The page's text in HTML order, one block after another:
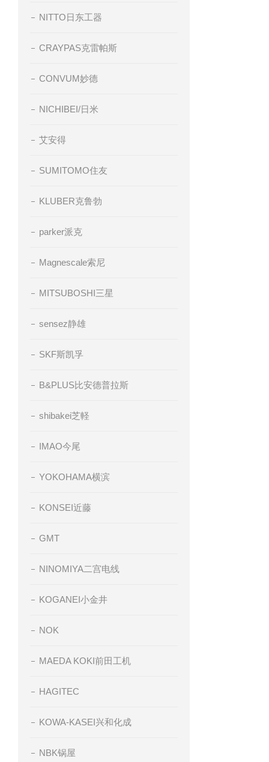
NITTO日东工器
CRAYPAS克雷帕斯
CONVUM妙德
NICHIBEI/日米
艾安得
SUMITOMO住友
KLUBER克鲁勃
parker派克
Magnescale索尼
MITSUBOSHI三星
sensez静雄
SKF斯凯孚
B&PLUS比安德普拉斯
shibakei芝軽
IMAO今尾
YOKOHAMA横滨
KONSEI近藤
GMT
NINOMIYA二宫电线
KOGANEI小金井
NOK
MAEDA KOKI前田工机
HAGITEC
KOWA-KASEI兴和化成
NBK锅屋